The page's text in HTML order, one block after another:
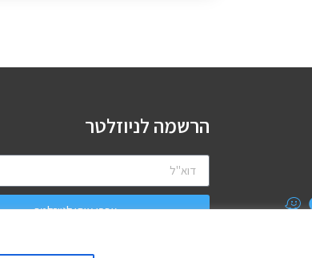
הרשמה לניוזלטר
צרפו אותי לניוזלטר